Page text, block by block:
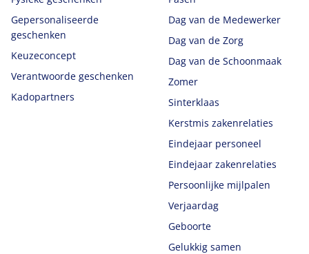
Gepersonaliseerde
geschenken
Keuzeconcept
Verantwoorde geschenken
Kadopartners
Dag van de Medewerker
Dag van de Zorg
Dag van de Schoonmaak
Zomer
Sinterklaas
Kerstmis zakenrelaties
Eindejaar personeel
Eindejaar zakenrelaties
Persoonlijke mijlpalen
Verjaardag
Geboorte
Gelukkig samen